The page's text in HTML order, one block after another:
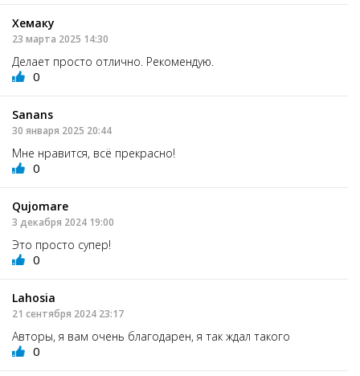
Хемаку
23 марта 2025 14:30
Делает просто отлично. Рекомендую.
0
Sanans
30 января 2025 20:44
Мне нравится, всё прекрасно!
0
Qujomare
3 декабря 2024 19:00
Это просто супер!
0
Lahosia
21 сентября 2024 23:17
Авторы, я вам очень благодарен, я так ждал такого
0